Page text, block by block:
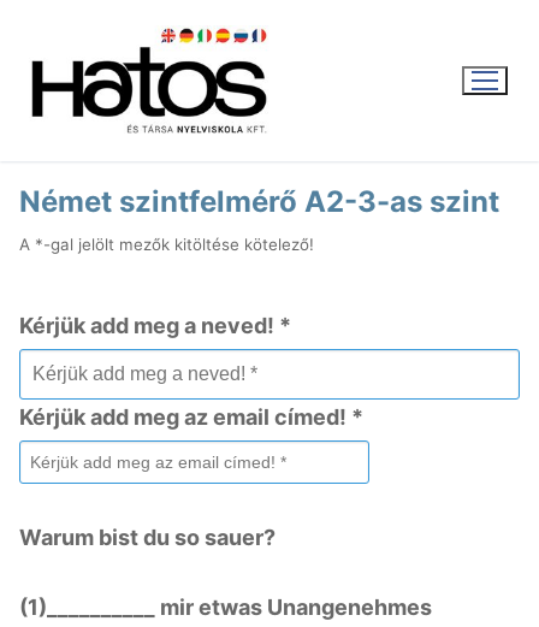
tartalomra
KOSÁR 0 FT
Magyar
Magyar
English
Aktuális
Nyári intenzív kurzus
Német szintfelmérő A2-3-as szint
A *-gal jelölt mezők kitöltése kötelező!
Kérjük add meg a neved! *
Kérjük add meg az email címed! *
Warum bist du so sauer?
(1)__________ mir etwas Unangenehmes